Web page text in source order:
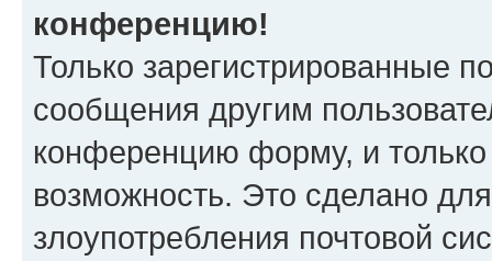
конференцию!
Только зарегистрированные
сообщения другим
конференцию форму, и
возможность. Это сделано
злоупотребления почтовой